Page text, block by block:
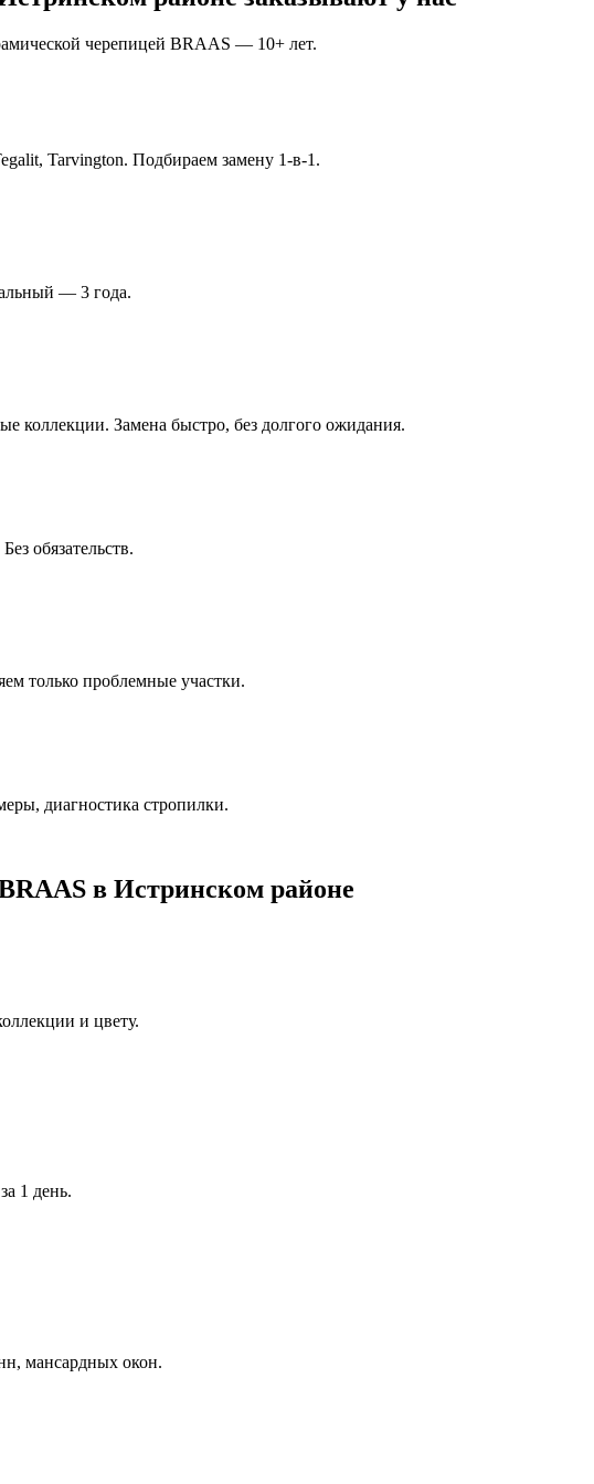
черепицей BRAAS — 10+ лет.
Tarvington. Подбираем замену 1-в-1.
— 3 года.
коллекции. Замена быстро, без долгого ожидания.
обязательств.
только проблемные участки.
диагностика стропилки.
в Истринском районе
и цвету.
1 день.
мансардных окон.